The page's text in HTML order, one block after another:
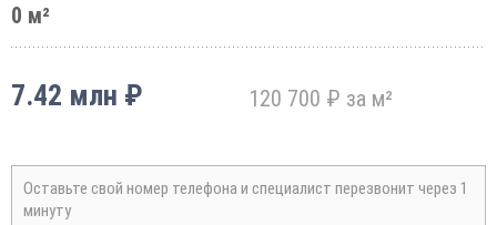
0 м²
7.42 млн ₽ 120 700 ₽ за м²
Оставьте свой номер телефона и специалист перезвонит через 1
минуту